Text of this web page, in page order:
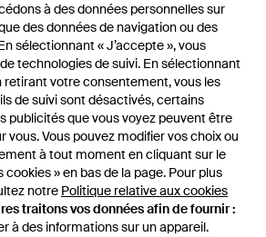
à des données personnelles sur
des données de navigation ou des
sélectionnant « J’accepte », vous
technologies de suivi. En sélectionnant
retirant votre consentement, vous les
de suivi sont désactivés, certains
publicités que vous voyez peuvent être
vous. Vous pouvez modifier vos choix ou
à tout moment en cliquant sur le
cookies » en bas de la page. Pour plus
notre Politique relative aux cookies
traitons vos données afin de fournir :
à des informations sur un appareil.
chez :Montblanc